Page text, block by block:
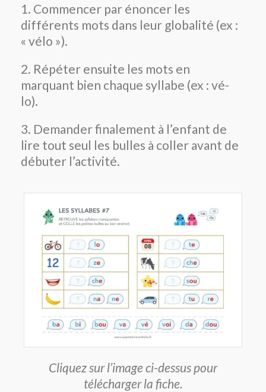
1. Commencer par énoncer les
différents mots dans leur globalité (ex :
« vélo »).
2. Répéter ensuite les mots en
marquant bien chaque syllabe (ex : vé-
lo).
3. Demander finalement à l’enfant de
lire tout seul les bulles à coller avant de
débuter l’activité.
Cliquez sur l’image ci-dessus pour
télécharger la fiche.